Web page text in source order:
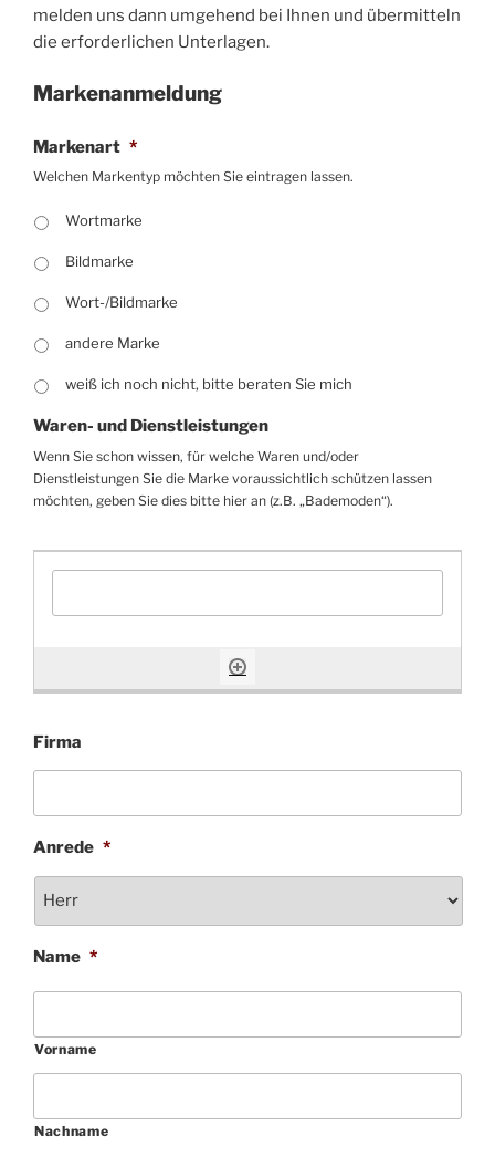
melden uns dann umgehend bei Ihnen und übermitteln
die erforderlichen Unterlagen.
Markenanmeldung
Markenart *
Welchen Markentyp möchten Sie eintragen lassen.
Wortmarke
Bildmarke
Wort-/Bildmarke
andere Marke
weiß ich noch nicht, bitte beraten Sie mich
Waren- und Dienstleistungen
Wenn Sie schon wissen, für welche Waren und/oder
Dienstleistungen Sie die Marke voraussichtlich schützen lassen
möchten, geben Sie dies bitte hier an (z.B. „Bademoden“).
Firma
Anrede *
Name *
Vorname
Nachname